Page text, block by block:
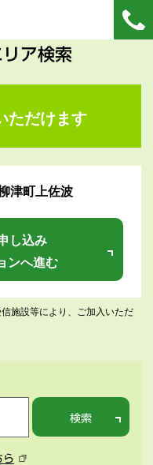
ア検索
ただけます
津町上佐波
し込み
ンへ進む
施設等により、ご加入いただ
検索
ら